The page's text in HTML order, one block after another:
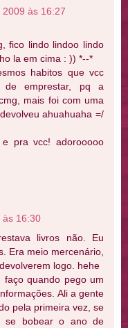
às 16:27
fico lindo lindoo lindo
la em cima : )) *--*
habitos que vcc
de emprestar, pq a
mais foi com uma
ahuahuaha =/
pra vcc! adorooooo
às 16:30
livros não. Eu
Era meio mercenário,
logo. hehe
faço quando pego um
Ali a gente
pela primeira vez, se
se bobear o ano de